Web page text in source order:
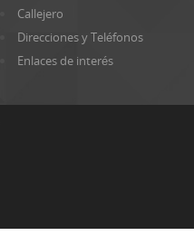
Callejero
Direcciones y Teléfonos
Enlaces de interés